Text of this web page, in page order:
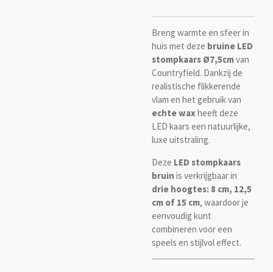
Breng warmte en sfeer in
huis met deze bruine LED
stompkaars Ø7,5cmvan
Countryfield. Dankzij de
realistische flikkerende
vlam en het gebruik van
echte wax heeft deze
LED kaars een natuurlijke,
luxe uitstraling.
Deze LED stompkaars
bruin is verkrijgbaar in
drie hoogtes: 8 cm, 12,5
cm of 15 cm, waardoor je
eenvoudig kunt
combineren voor een
speels en stijlvol effect.